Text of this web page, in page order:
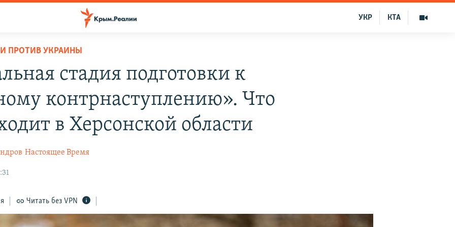
КТА
УКР
ПРОТИВ УКРАИНЫ
стадия подготовки к
контрнаступлению». Что
в Херсонской области
Настоящее Время
Читать без VPN